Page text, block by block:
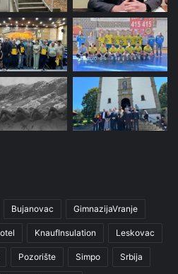
Bujanovac GimnazijaVranje
KnaufInsulation Leskovac
Pozorište Simpo Srbija